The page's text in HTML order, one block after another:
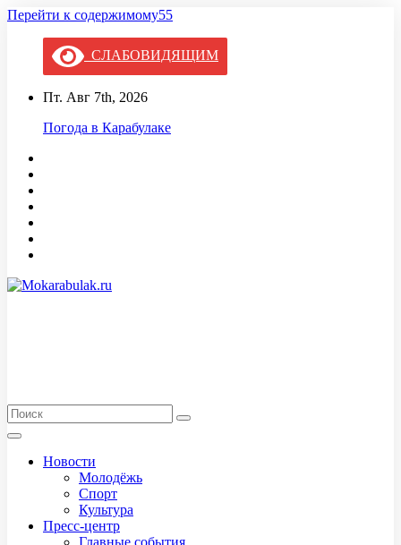
Перейти к содержимому55
СЛАБОВИДЯЩИМ
Пт. Авг 7th, 2026
Погода в Карабулаке
Новости
Молодёжь
Спорт
Культура
Пресс-центр
Главные события